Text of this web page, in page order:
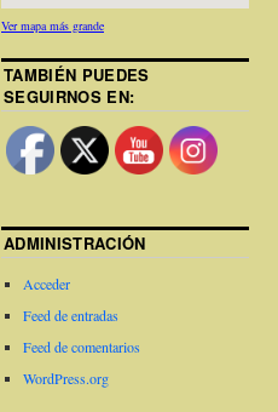
Ver mapa más grande
TAMBIÉN PUEDES
SEGUIRNOS EN:
ADMINISTRACIÓN
Acceder
Feed de entradas
Feed de comentarios
WordPress.org